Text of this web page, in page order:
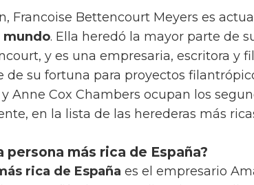
Francoise Bettencourt Meyers es
mundo. Ella heredó la mayor parte de
y es una empresaria, escritora y
de su fortuna para proyectos
Anne Cox Chambers ocupan los
en la lista de las herederas más
persona más rica de España?
rica de España es el empresario